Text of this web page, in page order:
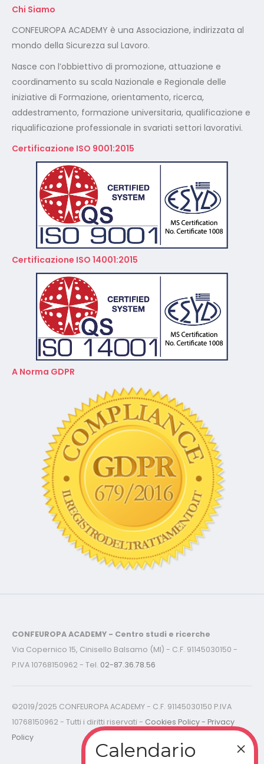
Chi Siamo
CONFEUROPA ACADEMY è una Associazione, indirizzata al
mondo della Sicurezza sul Lavoro.
Nasce con l’obbiettivo di promozione, attuazione e
coordinamento su scala Nazionale e Regionale delle
iniziative di Formazione, orientamento, ricerca,
addestramento, formazione universitaria, qualificazione e
riqualificazione professionale in svariati settori lavorativi.
Certificazione ISO 9001:2015
Certificazione ISO 14001:2015
A Norma GDPR
CONFEUROPA ACADEMY - Centro studi e ricerche
Via Copernico 15, Cinisello Balsamo (MI) - C.F. 91145030150 -
P.IVA 10768150962 - Tel. 02-87.36.78.56
©2019/2025 CONFEUROPA ACADEMY - C.F. 91145030150 P.IVA
10768150962 - Tutti i diritti riservati - Cookies Policy - Privacy
Policy